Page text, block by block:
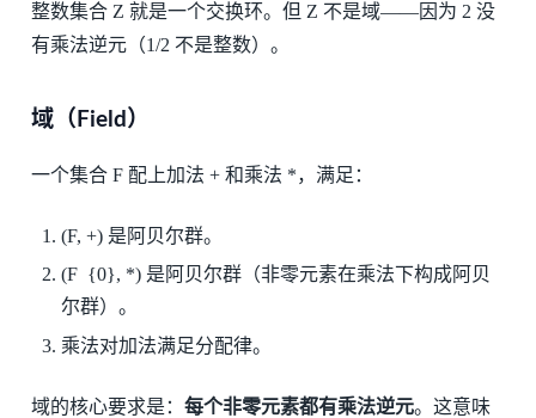
整数集合 Z 就是一个交换环。但 Z 不是域——因为 2 没
有乘法逆元（1/2 不是整数）。
域（Field）
一个集合 F 配上加法 + 和乘法 *，满足：
(F, +) 是阿贝尔群。
(F {0}, *) 是阿贝尔群（非零元素在乘法下构成阿贝
尔群）。
乘法对加法满足分配律。
域的核心要求是： 每个非零元素都有乘法逆元。这意味